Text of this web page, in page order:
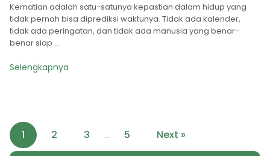
Kematian adalah satu-satunya kepastian dalam hidup yang
tidak pernah bisa diprediksi waktunya. Tidak ada kalender,
tidak ada peringatan, dan tidak ada manusia yang benar-
benar siap ...
Selengkapnya
1 2 3 … 5 Next »